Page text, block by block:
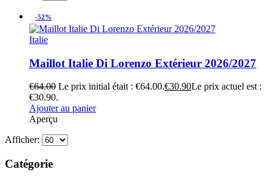
-52%
Italie
Maillot Italie Di Lorenzo Extérieur 2026/2027
€64.00 Le prix initial était : €64.00.€30.90Le prix actuel est :
€30.90.
Ajouter au panier
Aperçu
Afficher:
Catégorie